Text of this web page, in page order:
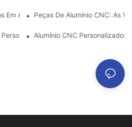
Em Alumínio: Personalização Para
Peças De Alumínio CNC: As
Explorando As Últimas
Alumínio CNC Personalizado: